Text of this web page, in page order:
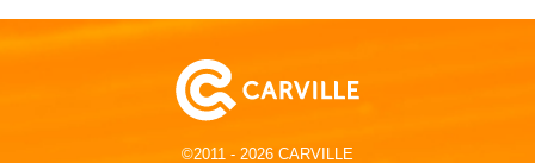
©2011 - 2026 CARVILLE